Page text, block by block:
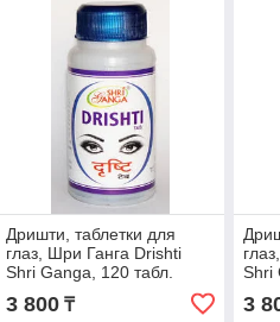
Дришти, таблетки для
глаз, Шри Ганга Drishti
Shri Ganga, 120 табл.
3 800₸
Shri
и
3